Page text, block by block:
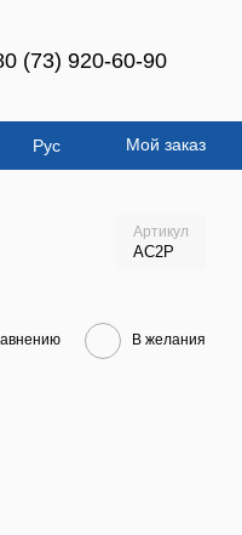
(73) 920-60-90
Рус Мой заказ
Артикул
AC2P
В желания